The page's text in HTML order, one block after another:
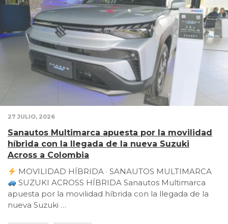
27 JULIO, 2026
Sanautos Multimarca apuesta por la movilidad
híbrida con la llegada de la nueva Suzuki
Across a Colombia
MOVILIDAD HÍBRIDA · SANAUTOS MULTIMARCA
SUZUKI ACROSS HÍBRIDA Sanautos Multimarca
apuesta por la movilidad híbrida con la llegada de la
nueva Suzuki …